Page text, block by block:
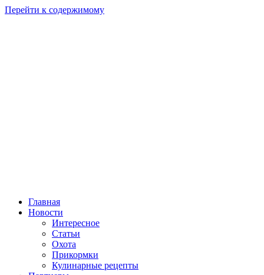
Перейти к содержимому
Главная
Новости
Интересное
Статьи
Охота
Прикормки
Кулинарные рецепты